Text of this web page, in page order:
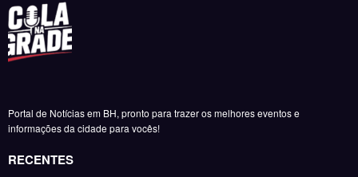
Bruno & Marrone, Enzo Rabelo e Dino Fonseca
por Felipe Jesus
28 de outubro de 2025